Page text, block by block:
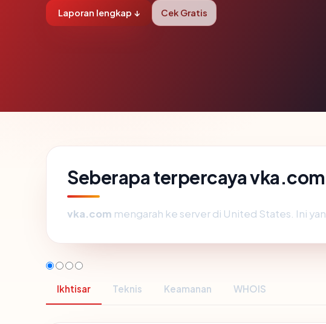
Laporan lengkap ↓ Cek Gratis
Seberapa terpercaya
vka.com mengarah ke server di United States. Ini
Ikhtisar Teknis Keamanan WHOIS